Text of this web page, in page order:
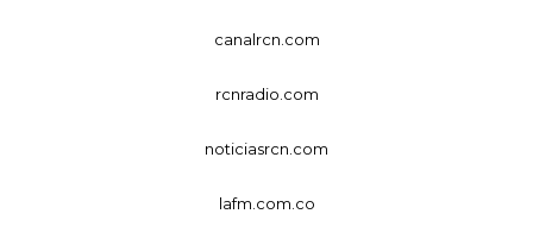
canalrcn.com
rcnradio.com
noticiasrcn.com
lafm.com.co